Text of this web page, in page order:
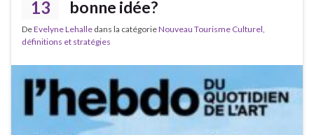
13
bonne idée?
DeEvelyne Lehalle dans la catégorieNouveau Tourisme Culturel,
définitions et stratégies